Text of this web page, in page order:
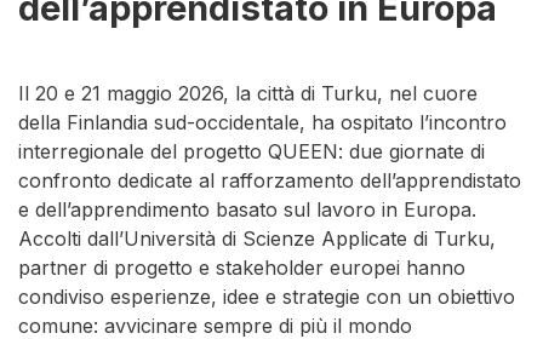
Il 20 e 21 maggio 2026, la città di Turku, nel cuore
della Finlandia sud-occidentale, ha ospitato l’incontro
interregionale del progetto QUEEN: due giornate di
confronto dedicate al rafforzamento dell’apprendistato
e dell’apprendimento basato sul lavoro in Europa.
Accolti dall’Università di Scienze Applicate di Turku,
partner di progetto e stakeholder europei hanno
condiviso esperienze, idee e strategie con un obiettivo
comune: avvicinare sempre di più il mondo